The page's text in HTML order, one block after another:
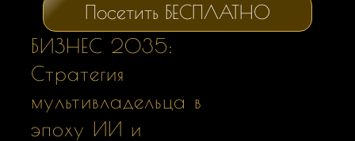
Посетить БЕСПЛАТНО
БИЗНЕС 2035:
Стратегия
мультивладельца в
эпоху ИИ и